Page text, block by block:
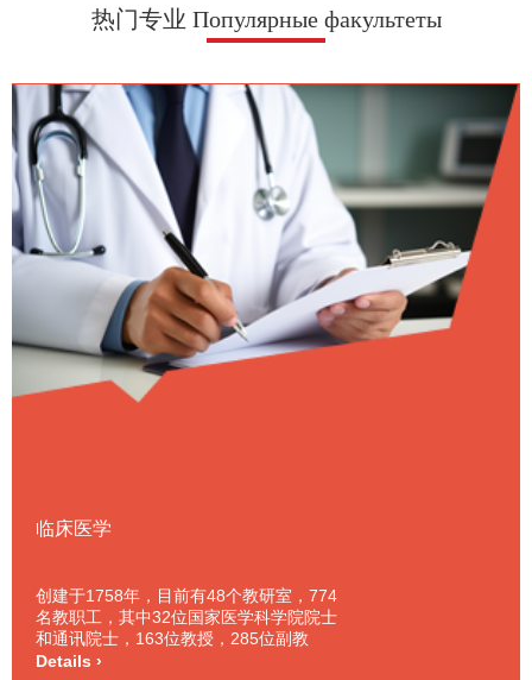
热门专业 Популярные факультеты
临床医学
创建于1758年，目前有48个教研室，774
名教职工，其中32位国家医学科学院院士
和通讯院士，163位教授，285位副教
授，设有内科、外科、妇产科专业。
Details ›